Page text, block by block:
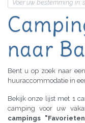
naar
Bent u op zoek naar
huuraccommodatie in
Bekijk onze lijst met 1
camping voor uw
campings